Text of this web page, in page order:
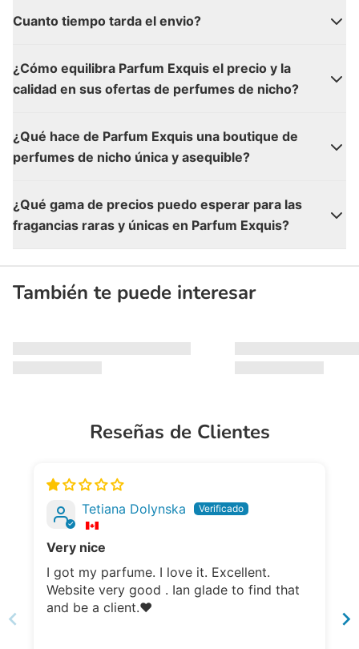
Cuanto tiempo tarda el envio?
¿Cómo equilibra Parfum Exquis el precio y la
calidad en sus ofertas de perfumes de nicho?
¿Qué hace de Parfum Exquis una boutique de
perfumes de nicho única y asequible?
¿Qué gama de precios puedo esperar para las
fragancias raras y únicas en Parfum Exquis?
También te puede interesar
Reseñas de Clientes
Tetiana Dolynska
Very nice
I got my parfume. I love it. Excellent.
Website very good . Ian glade to find that
and be a client.❤️